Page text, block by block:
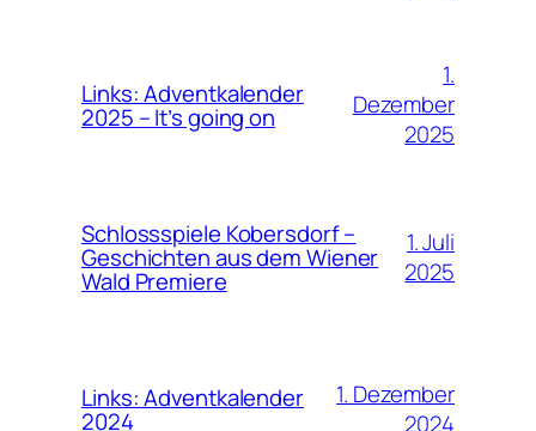
Links: Adventkalender
2025 – It’s going on
1.
Dezember
2025
Schlossspiele Kobersdorf –
Geschichten aus dem Wiener
Wald Premiere
1. Juli
2025
Links: Adventkalender
2024
1. Dezember
2024